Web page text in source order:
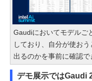
Gaudiにおいてモデルご
しており、自分が使お
出るのかを事前に確認で
デモ展示ではGaudi